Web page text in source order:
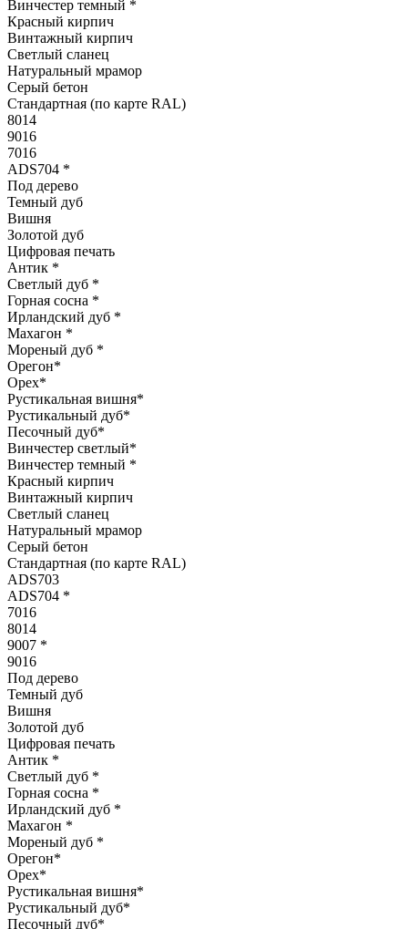
Винчестер темный *
Красный кирпич
Винтажный кирпич
Светлый сланец
Натуральный мрамор
Серый бетон
Стандартная (по карте RAL)
8014
9016
7016
ADS704 *
Под дерево
Темный дуб
Вишня
Золотой дуб
Цифровая печать
Антик *
Светлый дуб *
Горная сосна *
Ирландский дуб *
Махагон *
Мореный дуб *
Орегон*
Орех*
Рустикальная вишня*
Рустикальный дуб*
Песочный дуб*
Винчестер светлый*
Винчестер темный *
Красный кирпич
Винтажный кирпич
Светлый сланец
Натуральный мрамор
Серый бетон
Стандартная (по карте RAL)
ADS703
ADS704 *
7016
8014
9007 *
9016
Под дерево
Темный дуб
Вишня
Золотой дуб
Цифровая печать
Антик *
Светлый дуб *
Горная сосна *
Ирландский дуб *
Махагон *
Мореный дуб *
Орегон*
Орех*
Рустикальная вишня*
Рустикальный дуб*
Песочный дуб*